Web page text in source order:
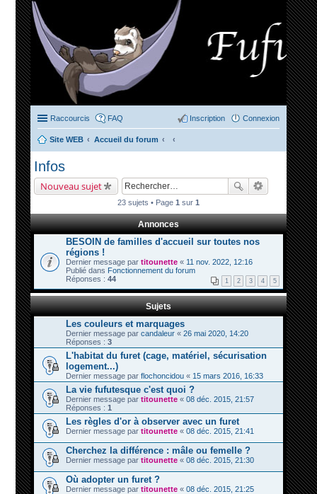
Raccourcis FAQ Connexion
Inscription
Site WEB
Accueil du forum
Infos
Nouveau sujet
23 sujets • Page 1 sur 1
Annonces
BESOIN de familles d'accueil sur toutes nos
régions !
Dernier message par titounette« 11 nov. 2022, 12:16
Publié dans Fonctionnement du forum
Réponses : 44 1 2 3 4 5
Sujets
Les couleurs et marquages
Dernier message par candaleur« 26 mai 2020, 14:20
Réponses : 3
L'habitat du furet (cage, matériel, sécurisation
logement...)
Dernier message par flochoncidou« 15 mars 2016, 16:33
La vie fufutesque c'est quoi ?
Dernier message par titounette« 08 déc. 2015, 21:57
Réponses : 1
Les règles d'or à observer avec un furet
Dernier message par titounette« 08 déc. 2015, 21:41
Cherchez la différence : mâle ou femelle ?
Dernier message par titounette« 08 déc. 2015, 21:30
Où adopter un furet ?
Dernier message par titounette« 08 déc. 2015, 21:25